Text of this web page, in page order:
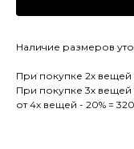
Наличие размеров
При покупке 2х вещей
При покупке 3х вещей
от 4х вещей - 20% =